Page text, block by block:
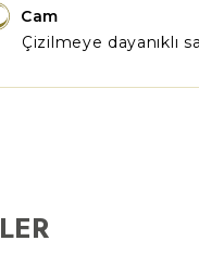
Cam
Çizilmeye dayanıklı